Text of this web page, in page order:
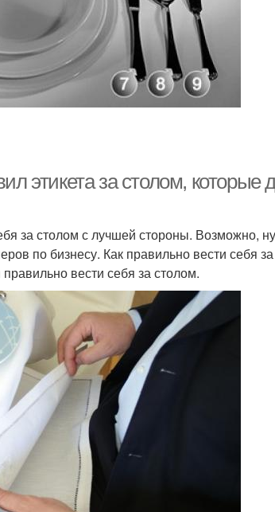
этикета за столом, которые
за столом с лучшей стороны. Возможно,
по бизнесу. Как правильно вести себя
вести себя за столом.